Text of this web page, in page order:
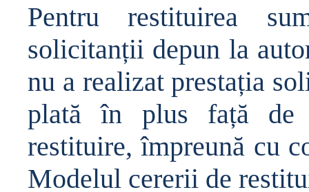
Pentru restituirea
solicitanții depun la
nu a realizat prestația
platăîn plus față de
restituire, împreună cu
Modelul cererii de